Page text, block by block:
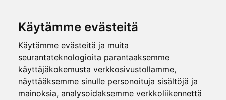
Käytämme evästeitä
Käytämme evästeitä ja muita
seurantateknologioita parantaaksemme
käyttäjäkokemusta verkkosivustollamme,
näyttääksemme sinulle personoituja sisältöjä ja
mainoksia, analysoidaksemme verkkoliikennettä